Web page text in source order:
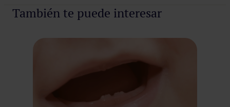
También te puede interesar